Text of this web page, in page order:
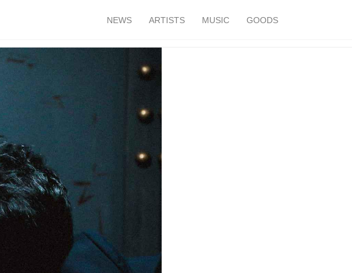
NEWS ARTISTS MUSIC GOODS